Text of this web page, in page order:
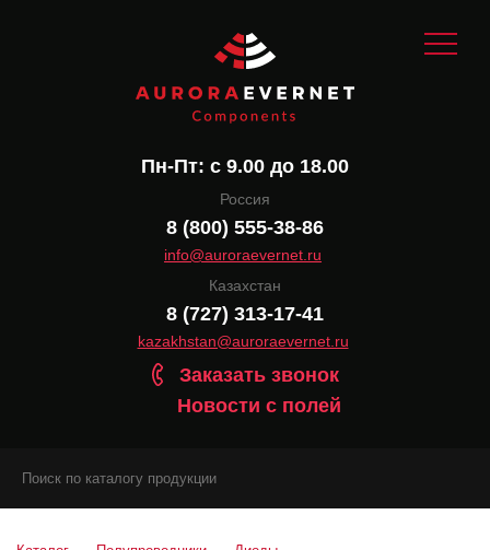
Пн-Пт: с 9.00 до 18.00
Россия
8 (800) 555-38-86
info@auroraevernet.ru
Казахстан
8 (727) 313-17-41
kazakhstan@auroraevernet.ru
Заказать звонок
Новости с полей